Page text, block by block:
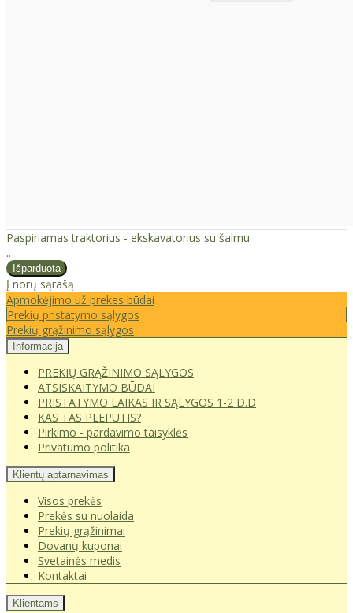
Paspiriamas traktorius - ekskavatorius su šalmu
..
Į norų sąrašą
Apmokėjimo už prekes būdai
Prekių pristatymo sąlygos
Prekių grąžinimo sąlygos
Informacija
PREKIŲ GRĄŽINIMO SĄLYGOS
ATSISKAITYMO BŪDAI
PRISTATYMO LAIKAS IR SĄLYGOS 1-2 D.D
KAS TAS PLEPUTIS?
Pirkimo - pardavimo taisyklės
Privatumo politika
Klientų aptarnavimas
Visos prekės
Prekės su nuolaida
Prekių grąžinimai
Dovanų kuponai
Svetainės medis
Kontaktai
Klientams